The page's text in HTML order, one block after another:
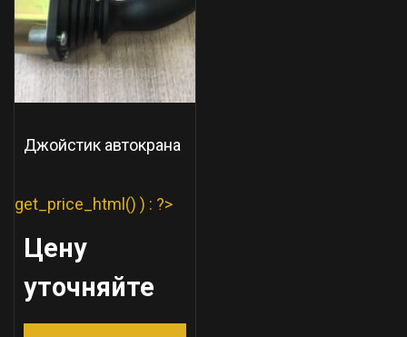
Джойстик автокрана
get_price_html() ) : ?>
Цену
уточняйте